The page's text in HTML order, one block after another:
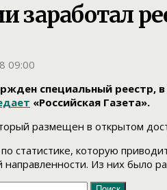
заработал
09:00
специальный реестр,
«Российская Газета».
размещен в открытом
статистике, которую
Из них было